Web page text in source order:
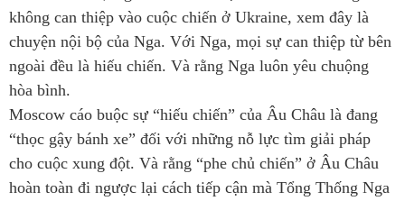
không can thiệp vào cuộc chiến ở Ukraine, xem đây là
chuyện nội bộ của Nga. Với Nga, mọi sự can thiệp từ bên
ngoài đều là hiếu chiến. Và rằng Nga luôn yêu chuộng
hòa bình.
Moscow cáo buộc sự “hiếu chiến” của Âu Châu là đang
“thọc gậy bánh xe” đối với những nỗ lực tìm giải pháp
cho cuộc xung đột. Và rằng “phe chủ chiến” ở Âu Châu
hoàn toàn đi ngược lại cách tiếp cận mà Tổng Thống Nga